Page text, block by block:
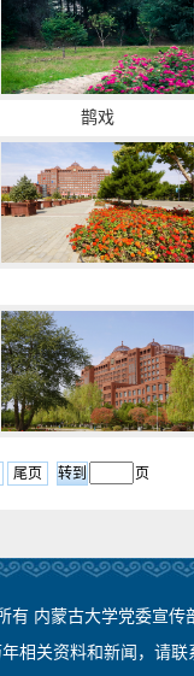
鹊戏
尾页 页
有 内蒙古大学党委宣
相关资料和新闻，请联